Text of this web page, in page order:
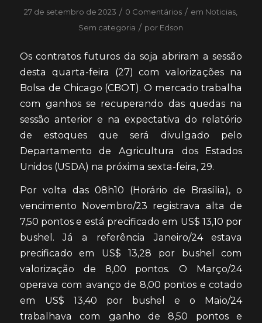
27 de setembro de 2023 / 0 Comentários / em Noticias
Sem categoria / por Edson
Os contratos futuros da soja abriram a sessão
desta quarta-feira (27) com valorizações na
Bolsa de Chicago (CBOT). O mercado trabalha
com ganhos se recuperando das quedas na
sessão anterior e na expectativa do relatório
de estoques que será divulgado pelo
Departamento de Agricultura dos Estados
Unidos (USDA) na próxima sexta-feira, 29.
Por volta das 08h10 (Horário de Brasília), o
vencimento Novembro/23 registrava alta de
7,50 pontos e está precificado em US$ 13,10 por
bushel. Já a referência Janeiro/24 estava
precificado em US$ 13,28 por bushel com
valorização de 8,00 pontos. O Março/24
operava com avanço de 8,00 pontos e cotado
em US$ 13,40 por bushel e o Maio/24
trabalhava com ganho de 8,50 pontos e